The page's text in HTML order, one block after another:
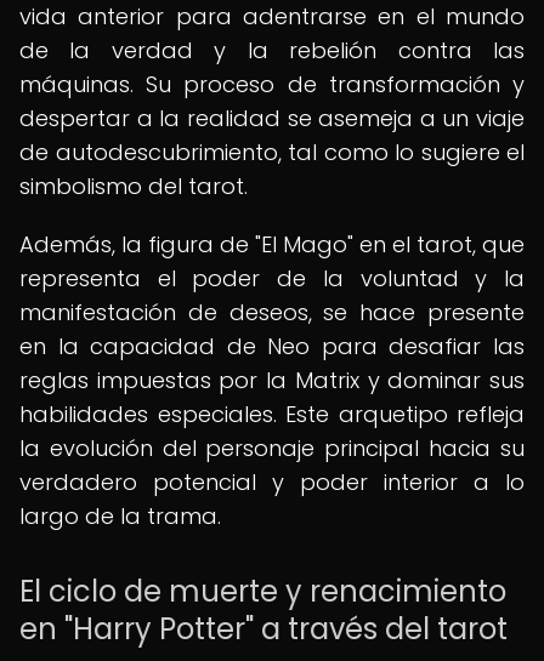
vida anterior para adentrarse en el mundo
de la verdad y la rebelión contra las
máquinas. Su proceso de transformación y
despertar a la realidad se asemeja a un viaje
de autodescubrimiento, tal como lo sugiere el
simbolismo del tarot.
Además, la figura de "El Mago" en el tarot, que
representa el poder de la voluntad y la
manifestación de deseos, se hace presente
en la capacidad de Neo para desafiar las
reglas impuestas por la Matrix y dominar sus
habilidades especiales. Este arquetipo refleja
la evolución del personaje principal hacia su
verdadero potencial y poder interior a lo
largo de la trama.
El ciclo de muerte y renacimiento
en "Harry Potter" a través del tarot